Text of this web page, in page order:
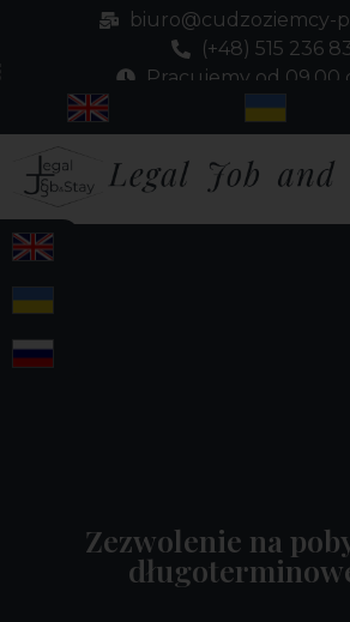
biuro@cudzoziemcy-
(+48) 515 236
Pracujemy od 09.00
Zezwolenie na